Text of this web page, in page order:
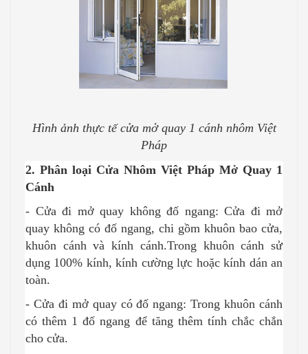
Hình ảnh thực tế cửa mở quay 1 cánh nhôm Việt
Pháp
2. Phân loại Cửa Nhôm Việt Pháp Mở Quay 1
Cánh
- Cửa đi mở quay không đố ngang: Cửa đi mở
quay không có đố ngang, chi gồm khuôn bao cửa,
khuôn cánh và kính cánh.Trong khuôn cánh sử
dụng 100% kính, kính cường lực hoặc kính dán an
toàn.
- Cửa đi mở quay có đố ngang: Trong khuôn cánh
có thêm 1 đố ngang để tăng thêm tính chắc chắn
cho cửa.